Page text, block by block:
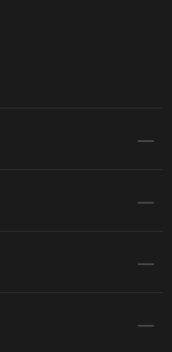
machen die
das Auf-